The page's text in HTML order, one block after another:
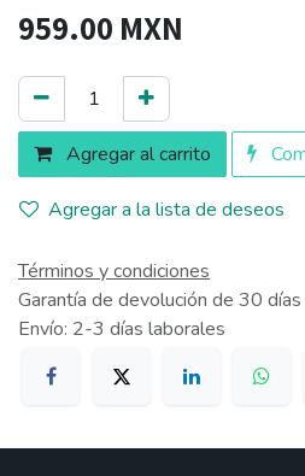
959.00 MXN
Agregar al carrito
Agregar a la lista de deseos
Términos y condiciones
Garantía de devolución de 30 días
Envío: 2-3 días laborales